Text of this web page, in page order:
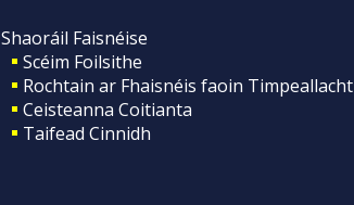
Shaoráil Faisnéise
Scéim Foilsithe
Rochtain ar Fhaisnéis faoin Timpeallacht
Ceisteanna Coitianta
Taifead Cinnidh